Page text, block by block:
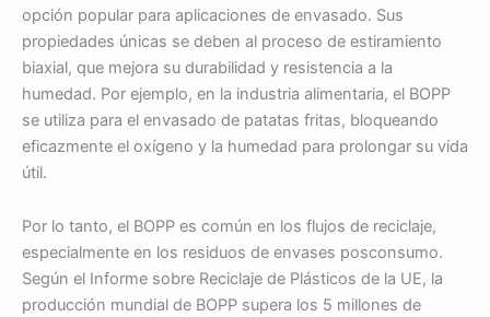
opción popular para aplicaciones de envasado. Sus
propiedades únicas se deben al proceso de estiramiento
biaxial, que mejora su durabilidad y resistencia a la
humedad. Por ejemplo, en la industria alimentaria, el BOPP
se utiliza para el envasado de patatas fritas, bloqueando
eficazmente el oxígeno y la humedad para prolongar su vida
útil.
Por lo tanto, el BOPP es común en los flujos de reciclaje,
especialmente en los residuos de envases posconsumo.
Según el Informe sobre Reciclaje de Plásticos de la UE, la
producción mundial de BOPP supera los 5 millones de